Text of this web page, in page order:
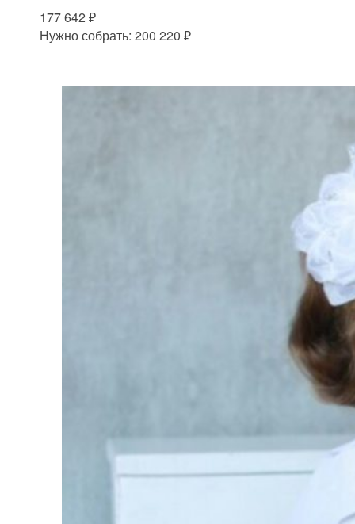
177 642 ₽
Нужно собрать: 200 220 ₽